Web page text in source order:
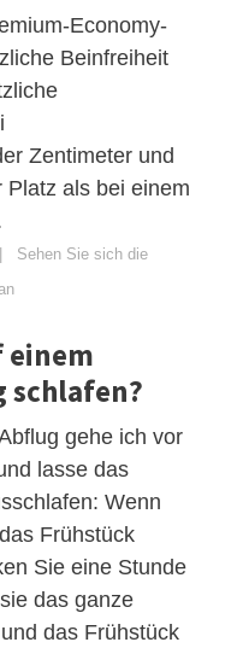
Economy-
Beinfreiheit
Zentimeter und
als bei einem
Sehen Sie sich die
einem
gehe ich vor
lasse das
Wenn
Frühstück
Sie eine Stunde
das ganze
das Frühstück